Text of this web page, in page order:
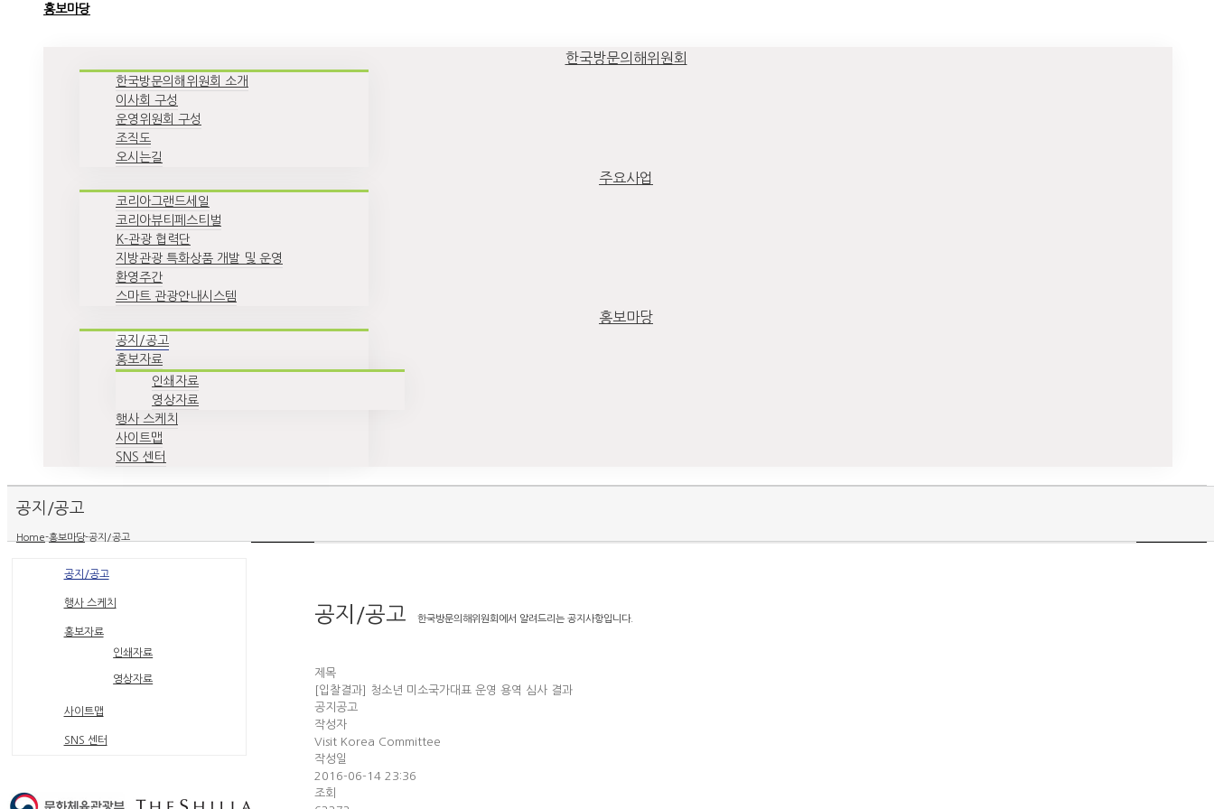
홍보마당
한국방문의해위원회
한국방문의해위원회 소개
이사회 구성
운영위원회 구성
조직도
오시는길
주요사업
코리아그랜드세일
코리아뷰티페스티벌
K-관광 협력단
지방관광 특화상품 개발 및 운영
환영주간
스마트 관광안내시스템
홍보마당
공지/공고
홍보자료
인쇄자료
영상자료
행사 스케치
사이트맵
SNS 센터
공지/공고
Home-홍보마당-공지/공고
공지/공고 한국방문의해위원회에서 알려드리는 공지사항입니다.
제목
[입찰결과] 청소년 미소국가대표 운영 용역 심사 결과
공지공고
작성자
Visit Korea Committee
작성일
2016-06-14 23:36
조회
공지/공고
행사 스케치
홍보자료
인쇄자료
영상자료
사이트맵
SNS 센터